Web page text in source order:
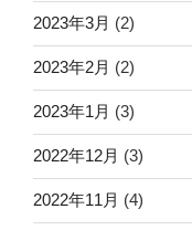
2023年3月 (2)
2023年2月 (2)
2023年1月 (3)
2022年12月 (3)
2022年11月 (4)